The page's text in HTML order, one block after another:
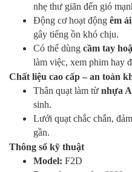
nhẹ thư giãn đến gió
Động cơ hoạt động êm
gây tiếng ồn khó chịu.
Có thể dùng cầm tay
làm việc, xem phim hay
Chất liệu cao cấp – an toàn
Thân quạt làm từ nhựa
sinh.
Lưới quạt chắc chắn,
gần.
Thông số kỹ thuật
Model: F2D